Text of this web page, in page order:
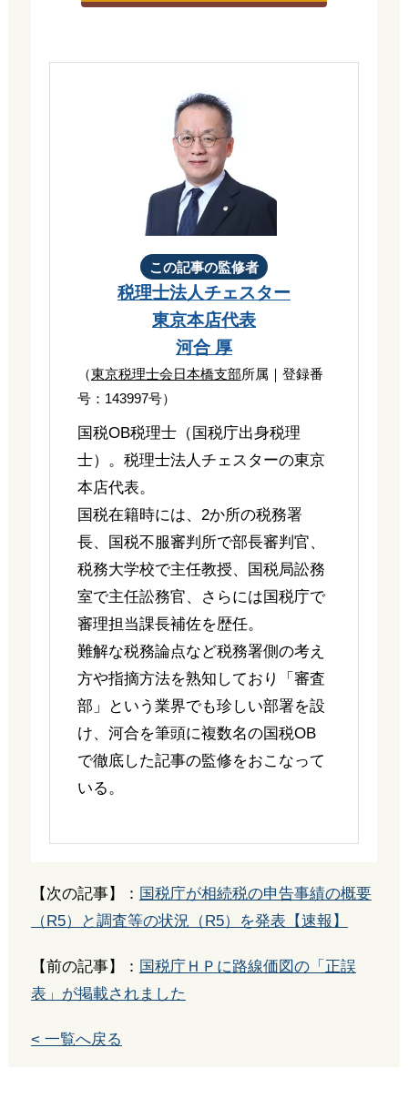
この記事の監修者
税理士法人チェスター
東京本店代表
河合 厚
（東京税理士会日本橋支部所属｜登録番
号：143997号）
国税OB税理士（国税庁出身税理
士）。税理士法人チェスターの東京
本店代表。
国税在籍時には、2か所の税務署
長、国税不服審判所で部長審判官、
税務大学校で主任教授、国税局訟務
室で主任訟務官、さらには国税庁で
審理担当課長補佐を歴任。
難解な税務論点など税務署側の考え
方や指摘方法を熟知しており「審査
部」という業界でも珍しい部署を設
け、河合を筆頭に複数名の国税OB
で徹底した記事の監修をおこなって
いる。
【次の記事】： 国税庁が相続税の申告事績の概要
（R5）と調査等の状況（R5）を発表【速報】
【前の記事】： 国税庁ＨＰに路線価図の「正誤
表」が掲載されました
< 一覧へ戻る